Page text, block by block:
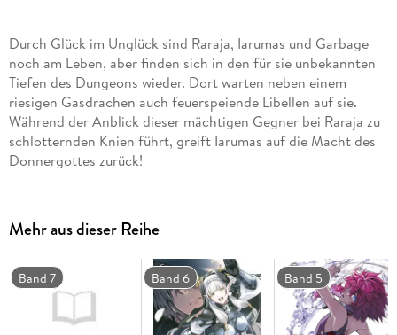
Durch Glück im Unglück sind Raraja, Iarumas und Garbage
noch am Leben, aber finden sich in den für sie unbekannten
Tiefen des Dungeons wieder. Dort warten neben einem
riesigen Gasdrachen auch feuerspeiende Libellen auf sie.
Während der Anblick dieser mächtigen Gegner bei Raraja zu
schlotternden Knien führt, greift Iarumas auf die Macht des
Donnergottes zurück!
Mehr aus dieser Reihe
Band 7 Band 6 Band 5